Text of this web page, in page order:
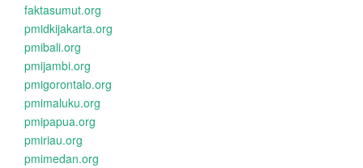
faktasumut.org
pmidkijakarta.org
pmibali.org
pmijambi.org
pmigorontalo.org
pmimaluku.org
pmipapua.org
pmiriau.org
pmimedan.org